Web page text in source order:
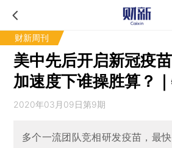
财新周刊
美中先后开启新冠疫
加速度下谁操胜算？
2020年03月09日第9期
多个一流团队竞相研发疫苗，最